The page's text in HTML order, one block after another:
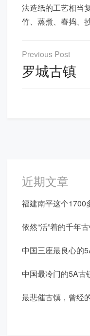
法造纸的工艺相当
竹、蒸煮、舂捣、
文
章
导
罗城古镇
近期文章
福建南平这个1700
依然“活”着的千年
中国三座最良心的
中国最冷门的5A古
最悲催古镇，曾经